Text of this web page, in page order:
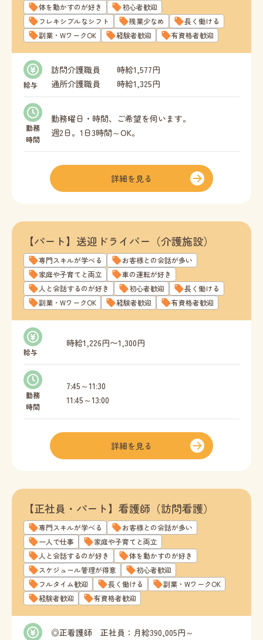
体を動かすのが好き
初心者歓迎
フレキシブルなシフト
残業少なめ
長く働ける
副業・WワークOK
経験者歓迎 有資格者歓迎
給与
訪問介護職員 時給1,577円
通所介護職員 時給1,325円
居住支援手当（東京都・品川区） 30,000円／月
（週20時間以上の場合）
資格手当
介護福祉士 1,000円／月
初任者研修 500円／月
※所定労働時間を超える勤務をした場合、別途時
間外手当支給。
※キャリアパスに基づき昇給あり。
勤務
時間
勤務曜日・時間、ご希望を伺います。
週2日。1日3時間～OK。
夜勤できる方は歓迎・優遇しますが、できなくて
も問題ありません。
詳細を見る
【パート】送迎ドライバー（介護施設）
専門スキルが学べる
お客様との会話が多い
家庭や子育てと両立
車の運転が好き
人と会話するのが好き
初心者歓迎
長く働ける
副業・WワークOK
経験者歓迎 有資格者歓迎
給与
時給1,226円〜1,300円
勤務
時間
7:45～11:30
11:45～13:00
１日1時間～ 勤務OK
勤務時間ご相談ください
詳細を見る
【正社員・パート】看護師（訪問看護）
専門スキルが学べる
お客様との会話が多い
一人で仕事
家庭や子育てと両立
人と会話するのが好き
体を動かすのが好き
スケジュール管理が得意
初心者歓迎
フルタイム歓迎
長く働ける
副業・WワークOK
経験者歓迎
有資格者歓迎
◎正看護師 正社員：月給390,005円～